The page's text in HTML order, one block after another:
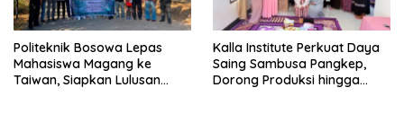
Politeknik Bosowa Lepas
Mahasiswa Magang ke
Taiwan, Siapkan Lulusan
Kalla Institute Perkuat Daya
Saing Sambusa Pangkep,
Dorong Produksi hingga